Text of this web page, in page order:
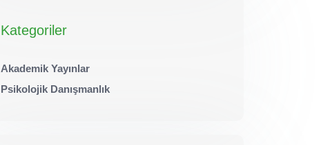
Kategoriler
Akademik Yayınlar
Psikolojik Danışmanlık